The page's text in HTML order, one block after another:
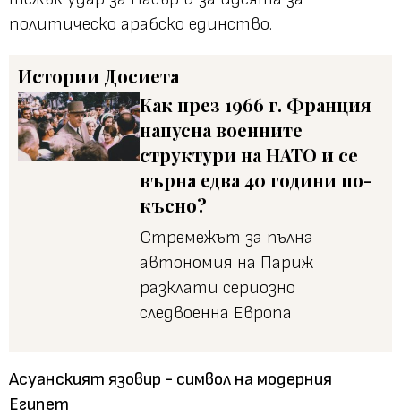
политическо арабско единство.
Истории Досиета
Как през 1966 г. Франция
напусна военните
структури на НАТО и се
върна едва 40 години по-
късно?
Стремежът за пълна
автономия на Париж
разклати сериозно
следвоенна Европа
Асуанският язовир - символ на модерния
Египет